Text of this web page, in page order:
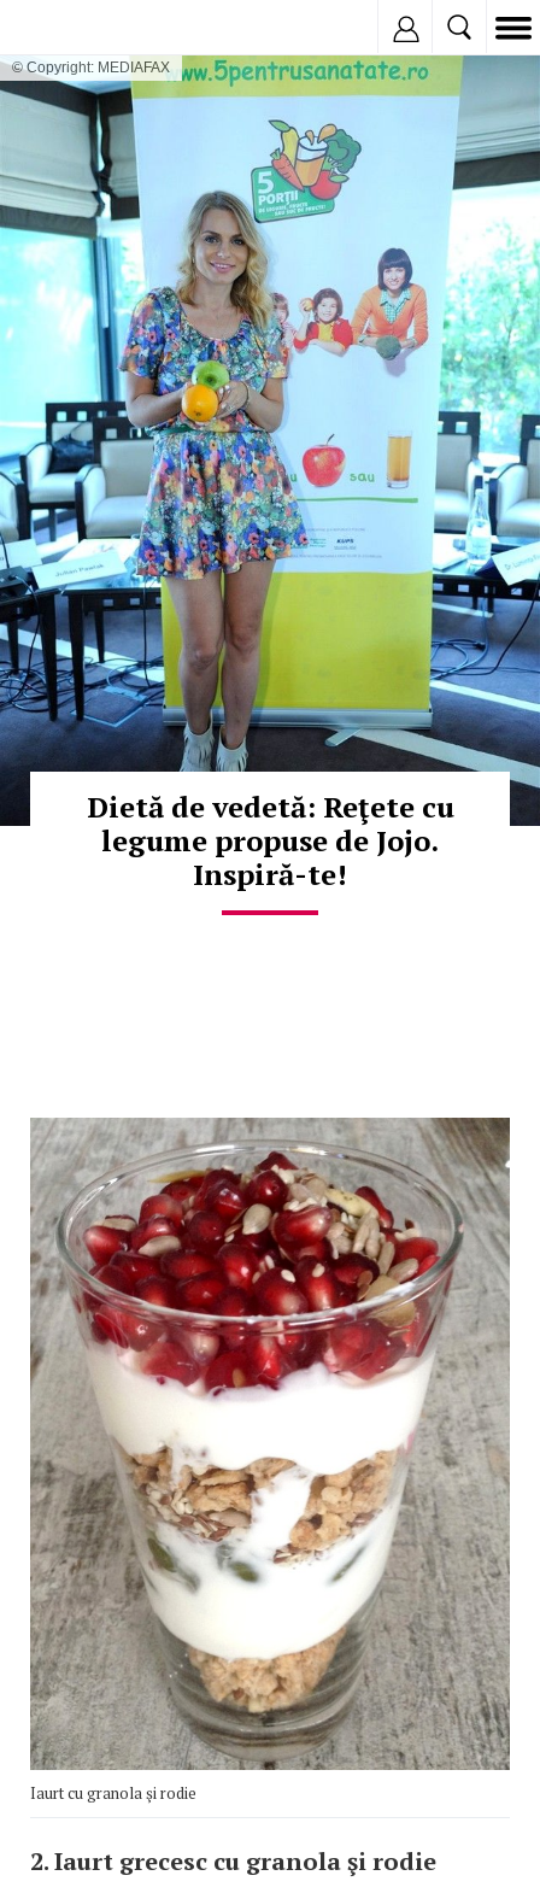
© Copyright: MEDIAFAX
Dietă de vedetă: Reţete cu
legume propuse de Jojo.
Inspiră-te!
Iaurt cu granola şi rodie
2. Iaurt grecesc cu granola şi rodie